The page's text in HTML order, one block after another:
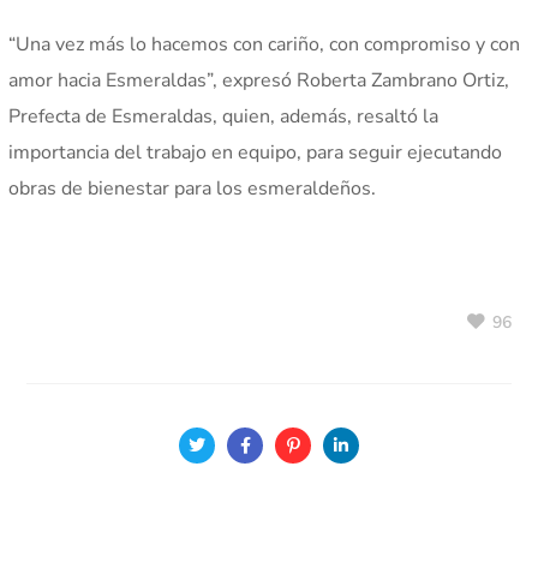
“Una vez más lo hacemos con cariño, con compromiso y con
amor hacia Esmeraldas”, expresó Roberta Zambrano Ortiz,
Prefecta de Esmeraldas, quien, además, resaltó la
importancia del trabajo en equipo, para seguir ejecutando
obras de bienestar para los esmeraldeños.
96